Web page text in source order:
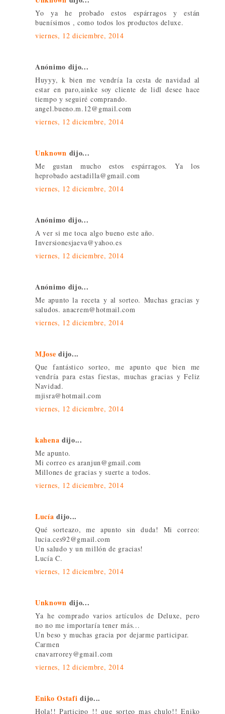
Yo ya he probado estos espárragos y están
buenísimos , como todos los productos deluxe.
viernes, 12 diciembre, 2014
Anónimo dijo...
Huyyy, k bien me vendría la cesta de navidad al
estar en paro,ainke soy cliente de lidl desee hace
tiempo y seguiré comprando.
angel.bueno.m.12@gmail.com
viernes, 12 diciembre, 2014
Unknown dijo...
Me gustan mucho estos espárragos. Ya los
heprobado aestadilla@gmail.com
viernes, 12 diciembre, 2014
Anónimo dijo...
A ver si me toca algo bueno este año.
Inversionesjaeva@yahoo.es
viernes, 12 diciembre, 2014
Anónimo dijo...
Me apunto la receta y al sorteo. Muchas gracias y
saludos. anacrem@hotmail.com
viernes, 12 diciembre, 2014
MJose dijo...
Que fantástico sorteo, me apunto que bien me
vendría para estas fiestas, muchas gracias y Feliz
Navidad.
mjisra@hotmail.com
viernes, 12 diciembre, 2014
kahena dijo...
Me apunto.
Mi correo es aranjun@gmail.com
Millones de gracias y suerte a todos.
viernes, 12 diciembre, 2014
Lucía dijo...
Qué sorteazo, me apunto sin duda! Mi correo:
lucia.ces92@gmail.com
Un saludo y un millón de gracias!
Lucía C.
viernes, 12 diciembre, 2014
Unknown dijo...
Ya he comprado varios artículos de Deluxe, pero
no no me importaría tener más...
Un beso y muchas gracia por dejarme participar.
Carmen
cnavarrorey@gmail.com
viernes, 12 diciembre, 2014
Eniko Ostafi dijo...
Hola!! Participo !! que sorteo mas chulo!! Eniko